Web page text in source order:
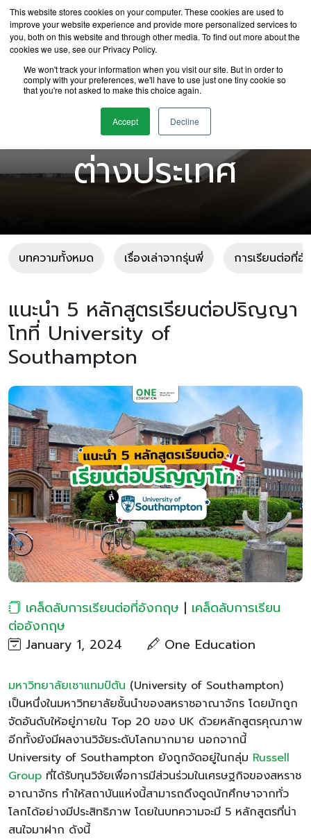
This website stores cookies on your computer. These cookies are used to
improve your website experience and provide more personalized services to
you, both on this website and through other media. To find out more about the
cookies we use, see our Privacy Policy.
We won't track your information when you visit our site. But in order to
comply with your preferences, we'll have to use just one tiny cookie so
that you're not asked to make this choice again.
Accept Decline
บทความเรียนต่อ
ต่างประเทศ
บทความทั้งหมด เรื่องเล่าจากรุ่นพี่ การเรียนต่อที่
แนะนำ 5 หลักสูตรเรียนต่อปริญญา
โทที่ University of
Southampton
เคล็ดลับการเรียนต่อที่อังกฤษ | เคล็ดลับการเรียน
ต่ออังกฤษ
January 1, 2024
One Education
มหาวิทยาลัยเซาแทมป์ตัน (University of Southampton)
เป็นหนึ่งในมหาวิทยาลัยชั้นนำของสหราชอาณาจักร โดยมักถูก
จัดอันดับให้อยู่ภายใน Top 20 ของ UK ด้วยหลักสูตรคุณภาพ
อีกทั้งยังมีผลงานวิจัยระดับโลกมากมาย นอกจากนี้
University of Southampton ยังถูกจัดอยู่ในกลุ่ม Russell
Group ที่ได้รับทุนวิจัยเพื่อการมีส่วนร่วมในเศรษฐกิจของสหราช
อาณาจักร ทำให้สถาบันแห่งนี้สามารถดึงดูดนักศึกษาจากทั่ว
โลกได้อย่างมีประสิทธิภาพ โดยในบทความจะมี 5 หลักสูตรที่น่า
สนใจมาฝาก ดังนี้